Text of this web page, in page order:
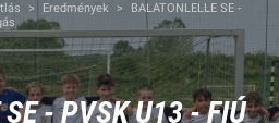
> Eredmények >
BALATONLELLE SE -
- PVSK U13 - FIÚ